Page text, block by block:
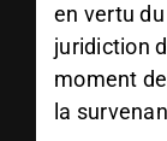
en vertu
juridiction
moment
la